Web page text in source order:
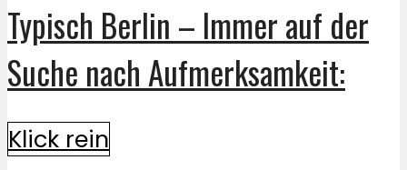
Typisch Berlin – Immer auf der
Suche nach Aufmerksamkeit:
Klick rein